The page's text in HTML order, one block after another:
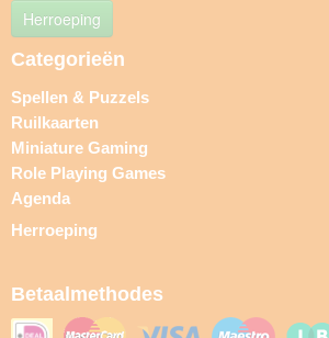
Herroeping
Categorieën
Spellen & Puzzels
Ruilkaarten
Miniature Gaming
Role Playing Games
Agenda
Herroeping
Betaalmethodes